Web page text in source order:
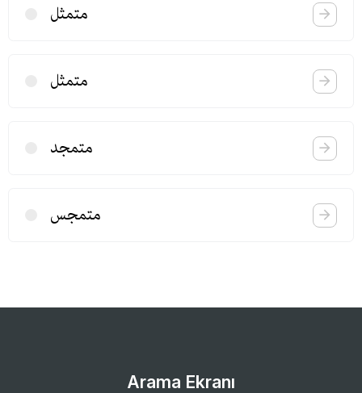
متمثل
متمثل
متمجد
متمجس
Arama Ekranı